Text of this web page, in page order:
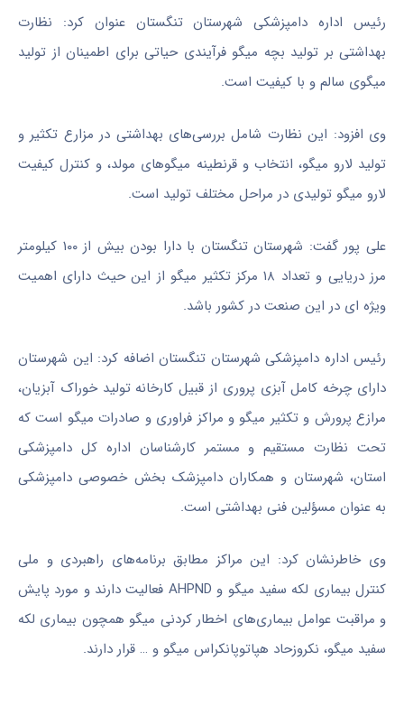
رئیس اداره دامپزشکی شهرستان تنگستان عنوان کرد: نظارت
بهداشتی بر تولید بچه میگوفرآیندی حیاتی برای اطمینان از تولید
میگوی سالم و با کیفیت است.
وی افزود: این نظارت شامل بررسی‌های بهداشتی در مزارع تکثیر و
تولید لارو میگو، انتخاب و قرنطینه میگوهای مولد، و کنترل کیفیت
لارو میگو تولیدی در مراحل مختلف تولید است.
علی پور گفت: شهرستان تنگستان با دارا بودن بیش از ۱۰۰ کیلومتر
مرز دریایی و تعداد ۱۸ مرکز تکثیر میگو از این حیث دارای اهمیت
ویژه ای در این صنعت در کشور باشد.
رئیس اداره دامپزشکی شهرستان تنگستان اضافه کرد: این شهرستان
دارای چرخه کامل آبزی پروری از قبیل کارخانه تولید خوراک آبزیان،
مرازعپرورش و تکثیر میگو و مراکز فراوری و صادرات میگو است که
تحت نظارت مستقیم و مستمر کارشناسان اداره کل دامپزشکی
استان، شهرستان و همکاران دامپزشک بخش خصوصی دامپزشکی
به عنوان مسؤلین فنی بهداشتی است.
وی خاطرنشان کرد: این مراکز مطابق برنامه‌های راهبردی و ملی
کنترل بیماری لکه سفید میگو و AHPND فعالیت دارند و مورد پایش
و مراقبت عوامل بیماری‌های اخطار کردنی میگو همچون بیماری لکه
سفید میگو، نکروزحاد هپاتوپانکراس میگو و … قرار دارند.